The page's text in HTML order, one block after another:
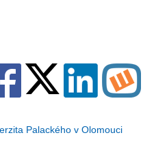
Palackého v Olomouci